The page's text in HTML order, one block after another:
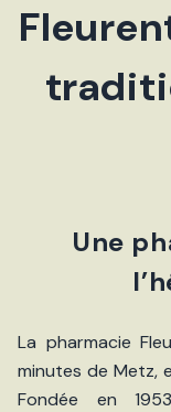
Une
La pharmacie
minutes de Metz,
Fondée en